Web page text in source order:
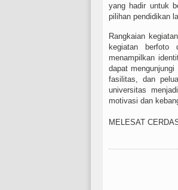
yang hadir untuk
pilihan pendidikan
Rangkaian
kegiatan berfoto
menampilkan
dapat
fasilitas, dan
universitas
motivasi dan
MELESAT